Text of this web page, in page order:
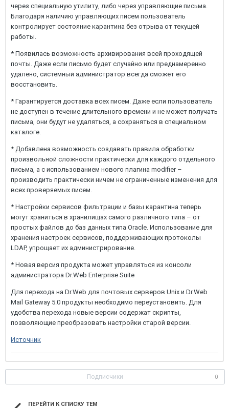
через специальную утилиту, либо через управляющие письма.
Благодаря наличию управляющих писем пользователь
контролирует состояние карантина без отрыва от текущей
работы.
* Появилась возможность архивирования всей проходящей
почты. Даже если письмо будет случайно или преднамеренно
удалено, системный администратор всегда сможет его
восстановить.
* Гарантируется доставка всех писем. Даже если пользователь
не доступен в течение длительного времени и не может получать
письма, они будут не удаляться, а сохраняться в специальном
каталоге.
* Добавлена возможность создавать правила обработки
произвольной сложности практически для каждого отдельного
письма, а с использованием нового плагина modifier –
производить практически ничем не ограниченные изменения для
всех проверяемых писем.
* Настройки сервисов фильтрации и базы карантина теперь
могут храниться в хранилищах самого различного типа – от
простых файлов до баз данных типа Oracle. Использование для
хранения настроек сервисов, поддерживающих протоколы
LDAP, упрощает их администрирование.
* Новая версия продукта может управляться из консоли
администратора Dr.Web Enterprise Suite
Для перехода на Dr.Web для почтовых серверов Unix и Dr.Web
Mail Gateway 5.0 продукты необходимо переустановить. Для
удобства перехода новые версии содержат скрипты,
позволяющие преобразовать настройки старой версии.
Источник
Подписчики 0
ПЕРЕЙТИ К СПИСКУ ТЕМ